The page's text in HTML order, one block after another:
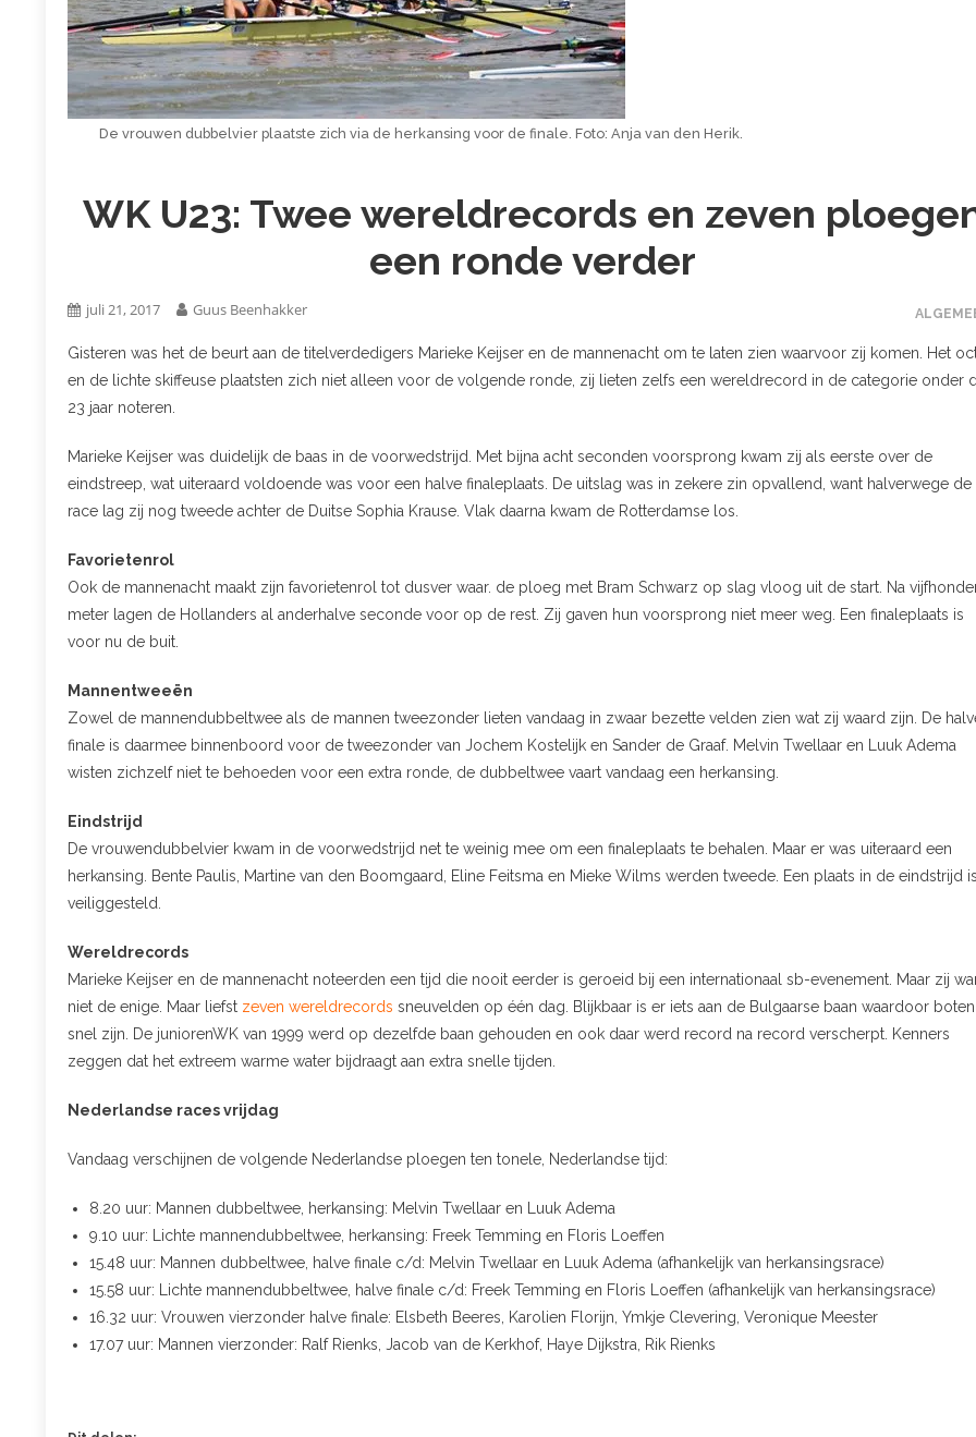
De vrouwen dubbelvier plaatste zich via de herkansing voor de finale. Foto: Anja van den Herik.
WK U23: Twee wereldrecords en zeven
een ronde verder
juli 21, 2017 Guus Beenhakker
Gisteren was het de beurt aan de titelverdedigers Marieke Keijser en de mannenacht om te laten zien waarvoor zij komen. Het
en de lichte skiffeuse plaatsten zich niet alleen voor de volgende ronde, zij lieten zelfs een wereldrecord in de categorie onder
23 jaar noteren.
Marieke Keijser was duidelijk de baas in de voorwedstrijd. Met bijna acht seconden voorsprong kwam zij als eerste over de
eindstreep, wat uiteraard voldoende was voor een halve finaleplaats. De uitslag was in zekere zin opvallend, want halverwege de
race lag zij nog tweede achter de Duitse Sophia Krause. Vlak daarna kwam de Rotterdamse los.
Favorietenrol
Ook de mannenacht maakt zijn favorietenrol tot dusver waar. de ploeg met Bram Schwarz op slag vloog uit de start. Na
meter lagen de Hollanders al anderhalve seconde voor op de rest. Zij gaven hun voorsprong niet meer weg. Een finaleplaats is
voor nu de buit.
Mannentweeën
Zowel de mannendubbeltwee als de mannen tweezonder lieten vandaag in zwaar bezette velden zien wat zij waard zijn. De
finale is daarmee binnenboord voor de tweezonder van Jochem Kostelijk en Sander de Graaf. Melvin Twellaar en Luuk Adema
wisten zichzelf niet te behoeden voor een extra ronde, de dubbeltwee vaart vandaag een herkansing.
Eindstrijd
De vrouwendubbelvier kwam in de voorwedstrijd net te weinig mee om een finaleplaats te behalen. Maar er was uiteraard een
herkansing. Bente Paulis, Martine van den Boomgaard, Eline Feitsma en Mieke Wilms werden tweede. Een plaats in de eindstrijd
veiliggesteld.
Wereldrecords
Marieke Keijser en de mannenacht noteerden een tijd die nooit eerder is geroeid bij een internationaal sb-evenement. Maar zij
niet de enige. Maar liefst zeven wereldrecords sneuvelden op één dag. Blijkbaar is er iets aan de Bulgaarse baan waardoor boten
snel zijn. De juniorenWK van 1999 werd op dezelfde baan gehouden en ook daar werd record na record verscherpt. Kenners
zeggen dat het extreem warme water bijdraagt aan extra snelle tijden.
Nederlandse races vrijdag
Vandaag verschijnen de volgende Nederlandse ploegen ten tonele, Nederlandse tijd:
8.20 uur: Mannen dubbeltwee, herkansing: Melvin Twellaar en Luuk Adema
9.10 uur: Lichte mannendubbeltwee, herkansing: Freek Temming en Floris Loeffen
15.48 uur: Mannen dubbeltwee, halve finale c/d: Melvin Twellaar en Luuk Adema (afhankelijk van herkansingsrace)
15.58 uur: Lichte mannendubbeltwee, halve finale c/d: Freek Temming en Floris Loeffen (afhankelijk van herkansingsrace)
16.32 uur: Vrouwen vierzonder halve finale: Elsbeth Beeres, Karolien Florijn, Ymkje Clevering, Veronique Meester
17.07 uur: Mannen vierzonder: Ralf Rienks, Jacob van de Kerkhof, Haye Dijkstra, Rik Rienks